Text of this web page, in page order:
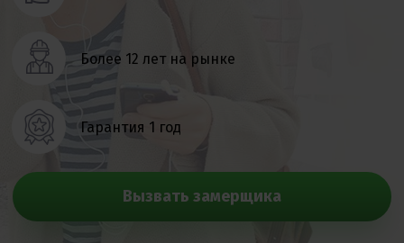
Более 12 лет на рынке
Гарантия 1 год
Вызвать замерщика